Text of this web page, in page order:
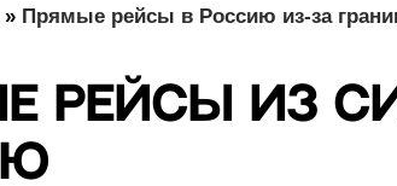
» Прямые рейсы в Россию из-за
рейсы из